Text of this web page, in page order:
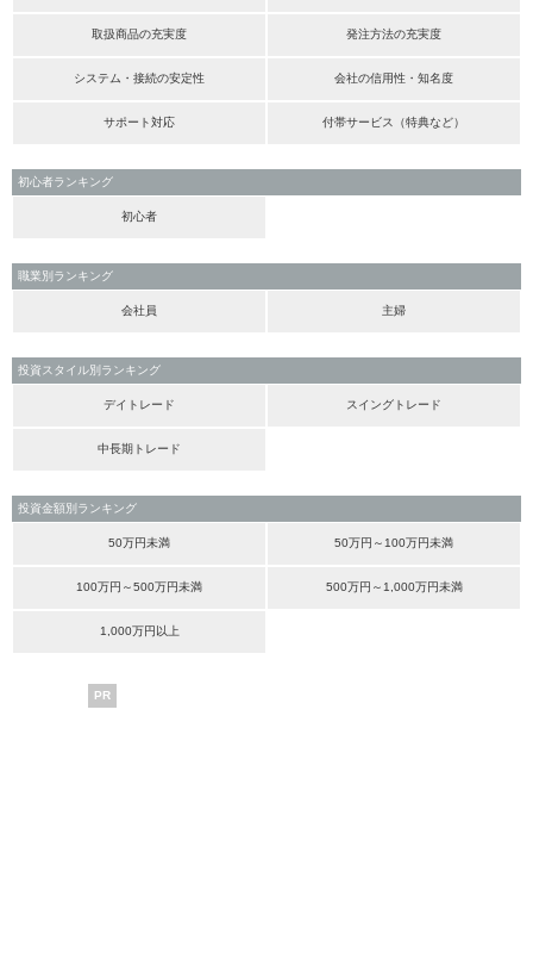
取扱商品の充実度 発注方法の充実度
システム・接続の安定性 会社の信用性・知名度
サポート対応 付帯サービス（特典など）
初心者ランキング
初心者
職業別ランキング
会社員 主婦
投資スタイル別ランキング
デイトレード スイングトレード
中長期トレード
投資金額別ランキング
50万円未満 50万円～100万円未満
100万円～500万円未満 500万円～1,000万円未満
1,000万円以上
PR